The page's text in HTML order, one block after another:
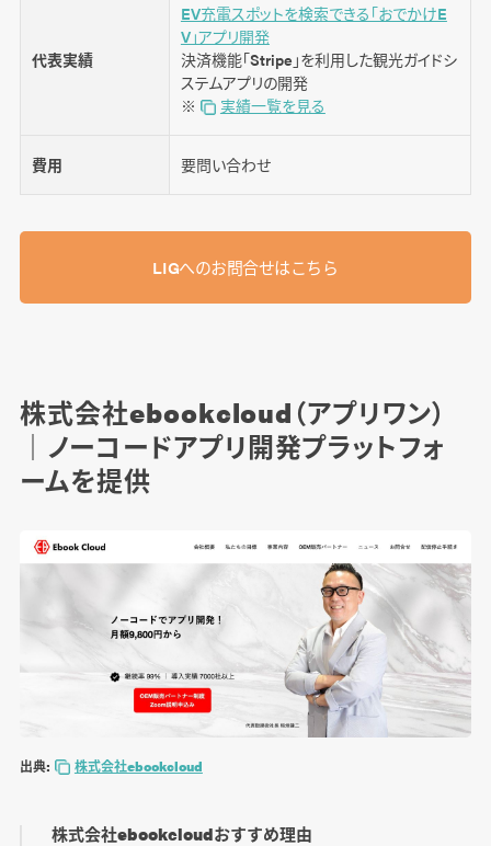
代表実績
EV充電スポットを検索できる「おでかけE
V」アプリ開発
決済機能「Stripe」を利用した観光ガイドシ
ステムアプリの開発
※
実績一覧を見る
費用 要問い合わせ
LIGへのお問合せはこちら
株式会社ebookcloud（アプリワン）
｜ノーコードアプリ開発プラットフォ
ームを提供
出典: 株式会社ebookcloud
株式会社ebookcloudおすすめ理由